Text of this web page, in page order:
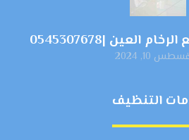
العين |0545307678
10, 2024
التنظيف